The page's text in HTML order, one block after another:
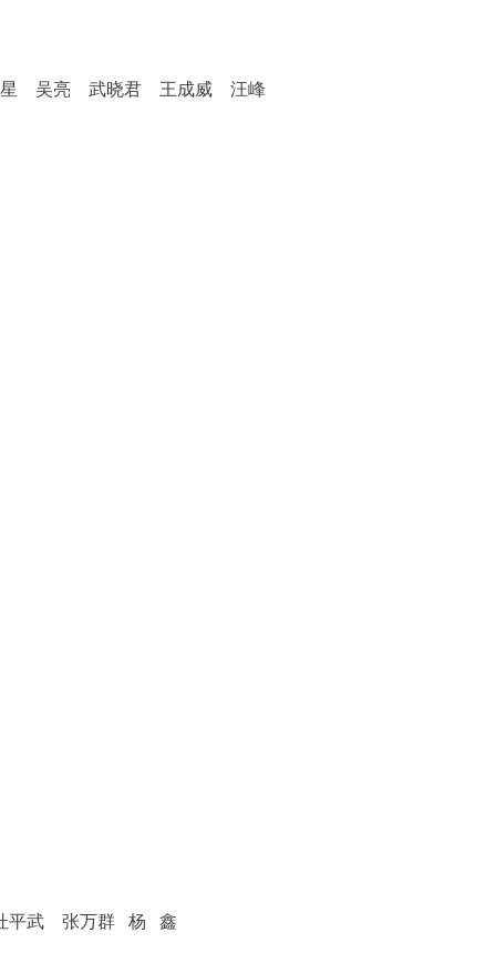
吴亮 武晓君 王成威 汪峰
平武 张万群 杨 鑫